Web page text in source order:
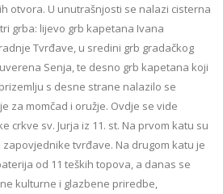
otvora. U unutrašnjosti se nalazi cisterna
grba: lijevo grb kapetana Ivana
Tvrđave, u sredini grb gradačkog
Senja, te desno grb kapetana koji
s desne strane nalazilo se
za momčad i oružje. Ovdje se vide
crkve sv. Jurja iz 11. st. Na prvom katu su
tvrđave. Na drugom katu je
od 11 teških topova, a danas se
kulturne i glazbene priredbe,